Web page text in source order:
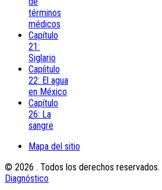
términos
médicos
Capítulo
21:
Siglario
Capíitulo
22: El agua
en México
Capítulo
26: La
sangre
Mapa del sitio
© 2026 . Todos los derechos reservados.
Diagnóstico